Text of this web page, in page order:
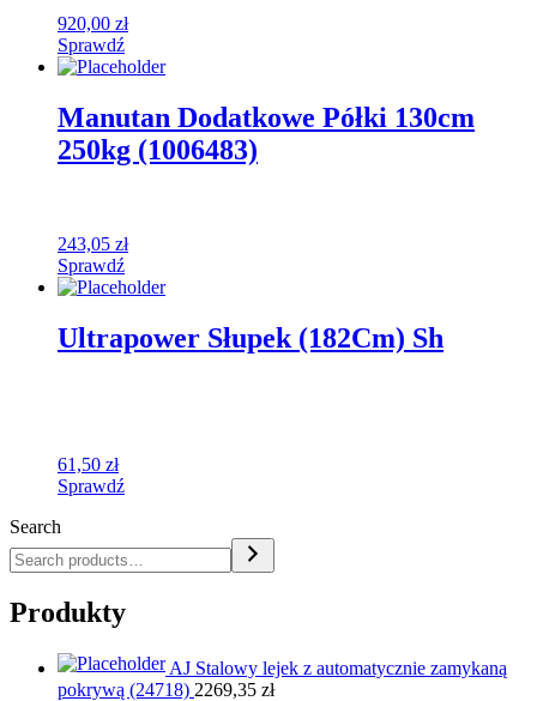
920,00 zł
Sprawdź
Manutan Dodatkowe Półki 130cm
250kg (1006483)
243,05 zł
Sprawdź
Ultrapower Słupek (182Cm) Sh
61,50 zł
Sprawdź
Search
Produkty
AJ Stalowy lejek z automatycznie zamykaną
pokrywą (24718) 2269,35 zł